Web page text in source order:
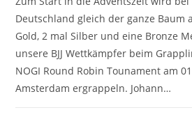
Deutschland gleich der ganze Baum
Gold, 2 mal Silber und eine Bronze
unsere BJJ Wettkämpfer beim
NOGI Round Robin Tounament am
Amsterdam ergrappeln. Johann…